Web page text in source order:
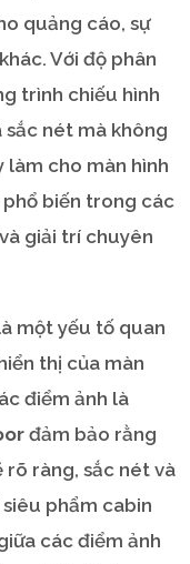
quảng cáo, sự
Với độ phân
trình chiếu hình
sắc nét mà không
làm cho màn hình
phổ biến trong các
giải trí chuyên
một yếu tố quan
thị của màn
điểm ảnh là
đảm bảo rằng
rõ ràng, sắc nét và
phẩm cabin
các điểm ảnh